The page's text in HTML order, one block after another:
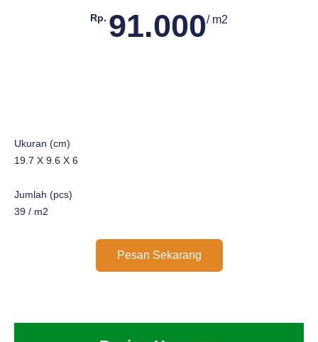
Rp. 91.000/ m2
Ukuran (cm)
19.7 X 9.6 X 6
Jumlah (pcs)
39 / m2
Pesan Sekarang